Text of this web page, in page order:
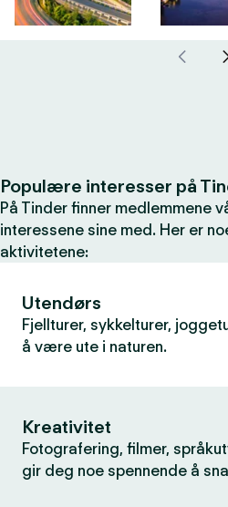
Populære interesser på
På Tinder finner medlemmene
interessene sine med. Her er
aktivitetene:
Utendørs
Fjellturer, sykkelturer,
å være ute i naturen.
Kreativitet
Fotografering, filmer,
gir deg noe spennende å